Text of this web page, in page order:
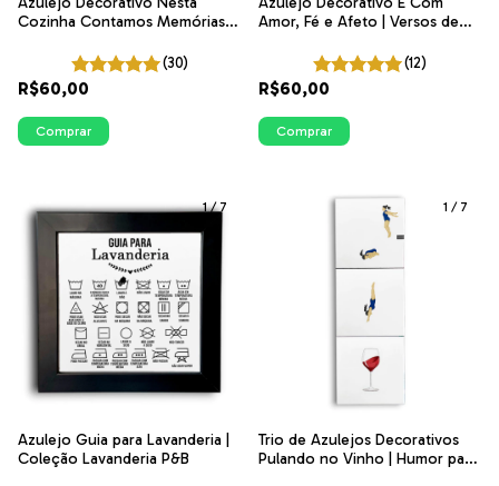
Cozinha Contamos Memórias e
Portugal
(30)
R$60,00
Comprar
Amor, Fé e Afeto | Versos de
(12)
R$60,00
Comprar
1/7
Azulejo Guia para Lavanderia |
Coleção Lavanderia P&B
1 / 7
Trio de Azulejos Decorativos
Pulando no Vinho | Humor para